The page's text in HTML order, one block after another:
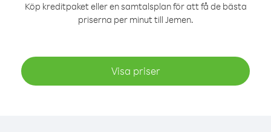
Köp kreditpaket eller en samtalsplan för att få de bästa
priserna per minut till Jemen.
Visa priser